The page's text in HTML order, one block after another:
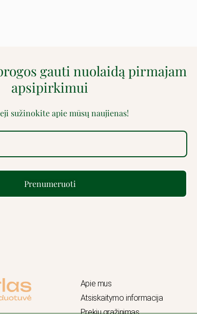
gauti nuolaidą pirmajam
apsipirkimui
sužinokite apie mūsų naujienas!
Prenumeruoti
Apie mus
Atsiskaitymo informacija